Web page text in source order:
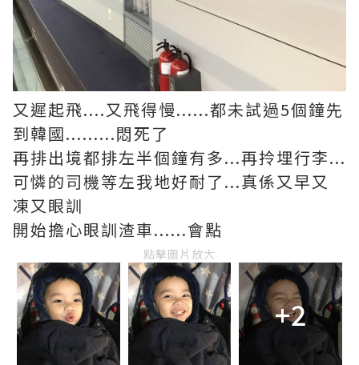
又遲起飛....又飛得慢......都未試過5個鐘先
到韓國.........悶死了
再排出境都排左半個鐘有多...再拎埋行李...
可憐的司機等左我地好耐了...真係又早又
凍又眼訓
開始擔心眼訓渣車......會點
點擊圖片放大
+2